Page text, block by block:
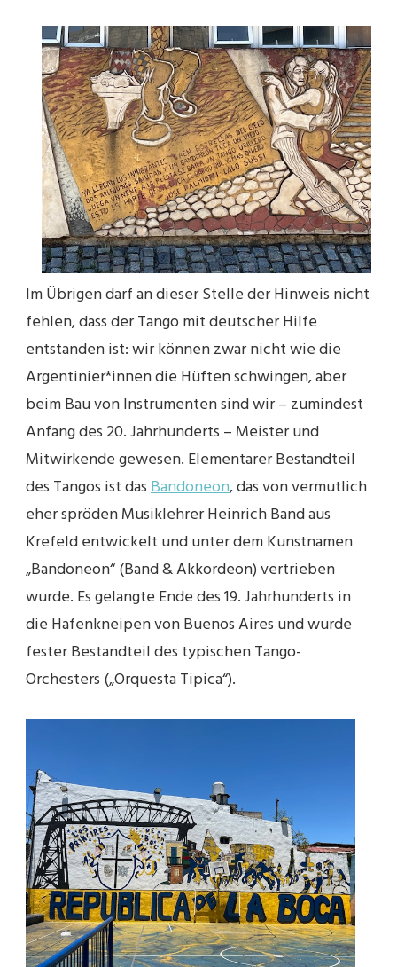
Im Übrigen darf an dieser Stelle der Hinweis nicht
fehlen, dass der Tango mit deutscher Hilfe
entstanden ist: wir können zwar nicht wie die
Argentinier*innen die Hüften schwingen, aber
beim Bau von Instrumenten sind wir – zumindest
Anfang des 20. Jahrhunderts – Meister und
Mitwirkende gewesen. Elementarer Bestandteil
des Tangos ist dasBandoneon, das von vermutlich
eher spröden Musiklehrer Heinrich Band aus
Krefeld entwickelt und unter dem Kunstnamen
„Bandoneon“ (Band & Akkordeon) vertrieben
wurde. Es gelangte Ende des 19. Jahrhunderts in
die Hafenkneipen von Buenos Aires und wurde
fester Bestandteil des typischen Tango-
Orchesters („Orquesta Tipica“).